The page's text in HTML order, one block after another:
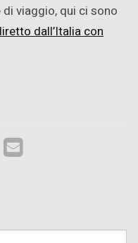
viaggio, qui ci sono
dall’Italia con